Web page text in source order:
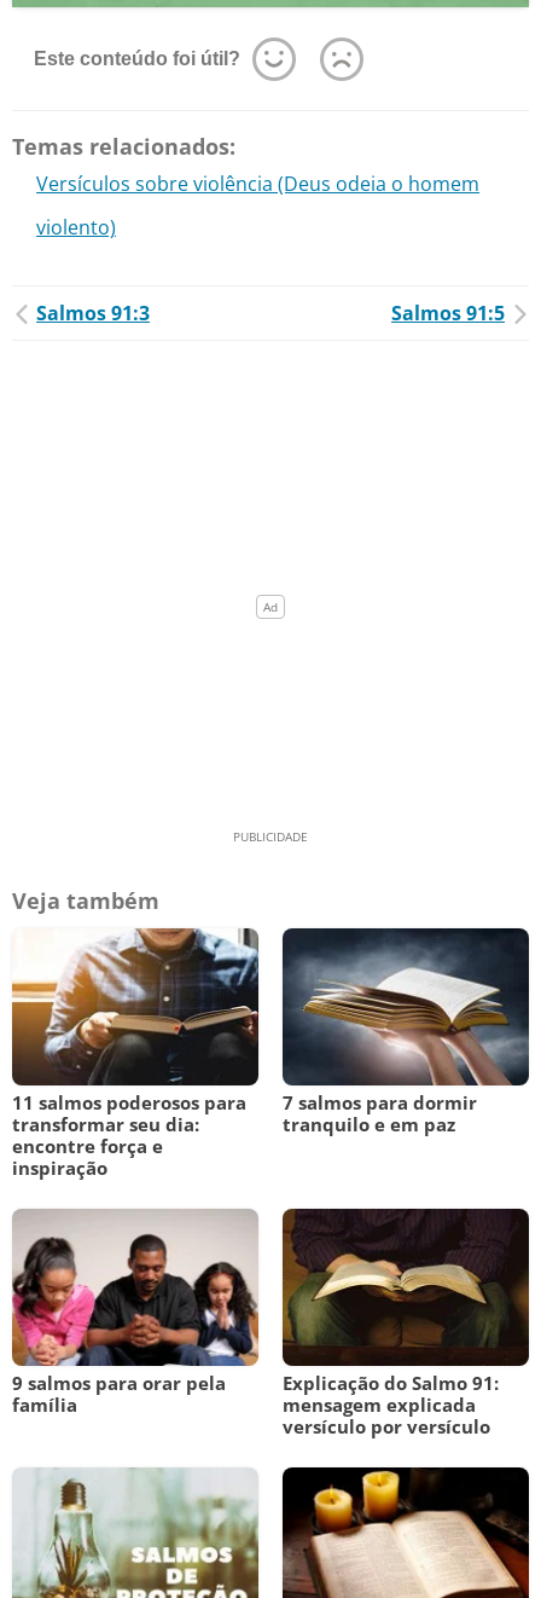
Este conteúdo foi útil?
Temas relacionados:
Versículos sobre violência (Deus odeia o homem
violento)
Salmos 91:3 Salmos 91:5
Veja também
11 salmos poderosos para
transformar seu dia:
encontre força e
inspiração
7 salmos para dormir
tranquilo e em paz
9 salmos para orar pela
família
Explicação do Salmo 91:
mensagem explicada
versículo por versículo